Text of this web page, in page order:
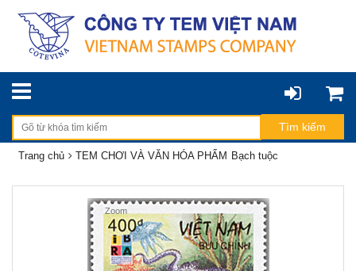
Trang chủ TEM CHƠI VÀ VĂN HÓA PHẨM Bạch tuộc
Zoom